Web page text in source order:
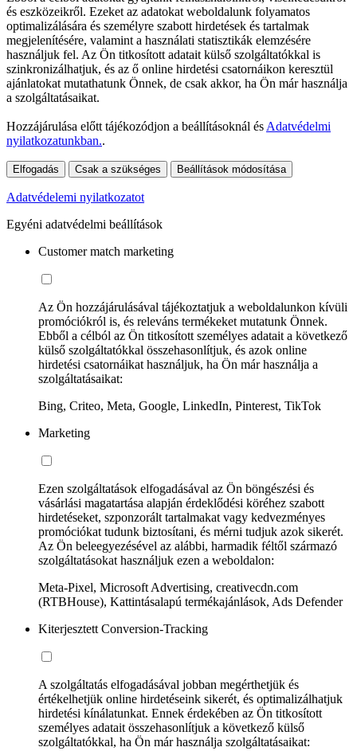
és eszközeikről. Ezeket az adatokat weboldalunk folyamatos
optimalizálására és személyre szabott hirdetések és tartalmak
megjelenítésére, valamint a használati statisztikák elemzésére
használjuk fel. Az Ön titkosított adatait külső szolgáltatókkal is
szinkronizálhatjuk, és az ő online hirdetési csatornáikon keresztül
ajánlatokat mutathatunk Önnek, de csak akkor, ha Ön már használja
a szolgáltatásaikat.
Hozzájárulása előtt tájékozódjon a beállításoknál és Adatvédelmi
nyilatkozatunkban..
Elfogadás Csak a szükséges Beállítások módosítása
Adatvédelemi nyilatkozatot
Egyéni adatvédelmi beállítások
Customer match marketing
Az Ön hozzájárulásával tájékoztatjuk a weboldalunkon kívüli
promóciókról is, és releváns termékeket mutatunk Önnek.
Ebből a célból az Ön titkosított személyes adatait a következő
külső szolgáltatókkal összehasonlítjuk, és azok online
hirdetési csatornáikat használjuk, ha Ön már használja a
szolgáltatásaikat:
Bing, Criteo, Meta, Google, LinkedIn, Pinterest, TikTok
Marketing
Ezen szolgáltatások elfogadásával az Ön böngészési és
vásárlási magatartása alapján érdeklődési köréhez szabott
hirdetéseket, szponzorált tartalmakat vagy kedvezményes
promóciókat tudunk biztosítani, és mérni tudjuk azok sikerét.
Az Ön beleegyezésével az alábbi, harmadik féltől származó
szolgáltatásokat használjuk ezen a weboldalon:
Meta-Pixel, Microsoft Advertising, creativecdn.com
(RTBHouse), Kattintásalapú termékajánlások, Ads Defender
Kiterjesztett Conversion-Tracking
A szolgáltatás elfogadásával jobban megérthetjük és
értékelhetjük online hirdetéseink sikerét, és optimalizálhatjuk
hirdetési kínálatunkat. Ennek érdekében az Ön titkosított
személyes adatait összehasonlítjuk a következő külső
szolgáltatókkal, ha Ön már használja szolgáltatásaikat: